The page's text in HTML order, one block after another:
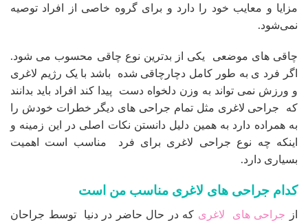
مزایا و معایب خود را دارد و برای گروه خاصی از افراد توصیه
نمی‌شود.
چاقی های موضعی یکی از بدترین نوع چاقی محسوب می شود.
اگر فرد ی به طور کامل دچارچاقی شده باشد با یک رژیم لاغری
و ورزش نمی تواند به وزن دلخواه دست پیدا کند افراد باید بدانند
که جراحی لاغری مثل تمام جراحی های دیگر خطرات خودش را
به همراده دارد به همین دلیل دانستن نکات اصلی در این زمینه و
اینکه چه نوع جراحی لاغری برای فرد مناسب است اهمیت
بسیاری دارد.
کدام جراحی های لاغری مناسب من است
از جراحی های لاغری که در حال حاضر در دنیا توسط جراحان